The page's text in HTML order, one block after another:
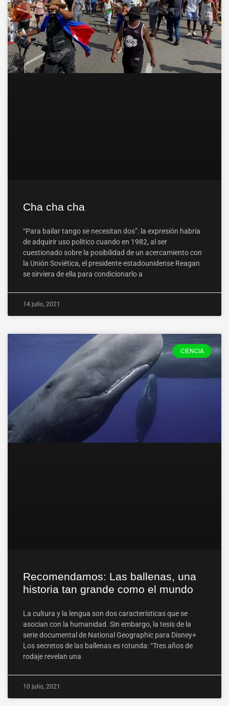
Cha cha cha
“Para bailar tango se necesitan dos”: la expresión habría
de adquirir uso político cuando en 1982, al ser
cuestionado sobre la posibilidad de un acercamiento con
la Unión Soviética, el presidente estadounidense Reagan
se sirviera de ella para condicionarlo a
14 julio, 2021
CIENCIA
Recomendamos: Las ballenas, una
historia tan grande como el mundo
La cultura y la lengua son dos características que se
asocian con la humanidad. Sin embargo, la tesis de la
serie documental de National Geographic para Disney+
Los secretos de las ballenas es rotunda: “Tres años de
rodaje revelan una
10 julio, 2021